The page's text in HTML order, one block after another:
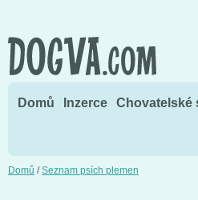
Domů Inzerce Chovatelské
Domů /Seznam psích plemen